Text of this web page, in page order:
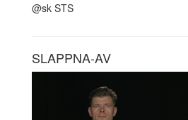
@sk STS
SLAPPNA-AV